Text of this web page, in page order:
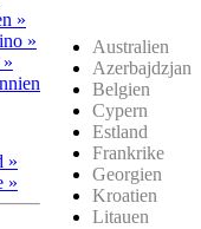
»
»
»
»
Australien
Azerbajdzjan
Belgien
Cypern
Estland
Frankrike
Georgien
Kroatien
Litauen